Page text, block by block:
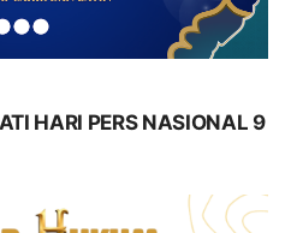
HARI PERS NASIONAL 9